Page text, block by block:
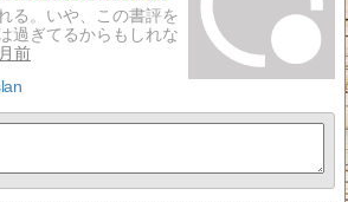
る。いや、この書評を
過ぎてるからもしれな
前